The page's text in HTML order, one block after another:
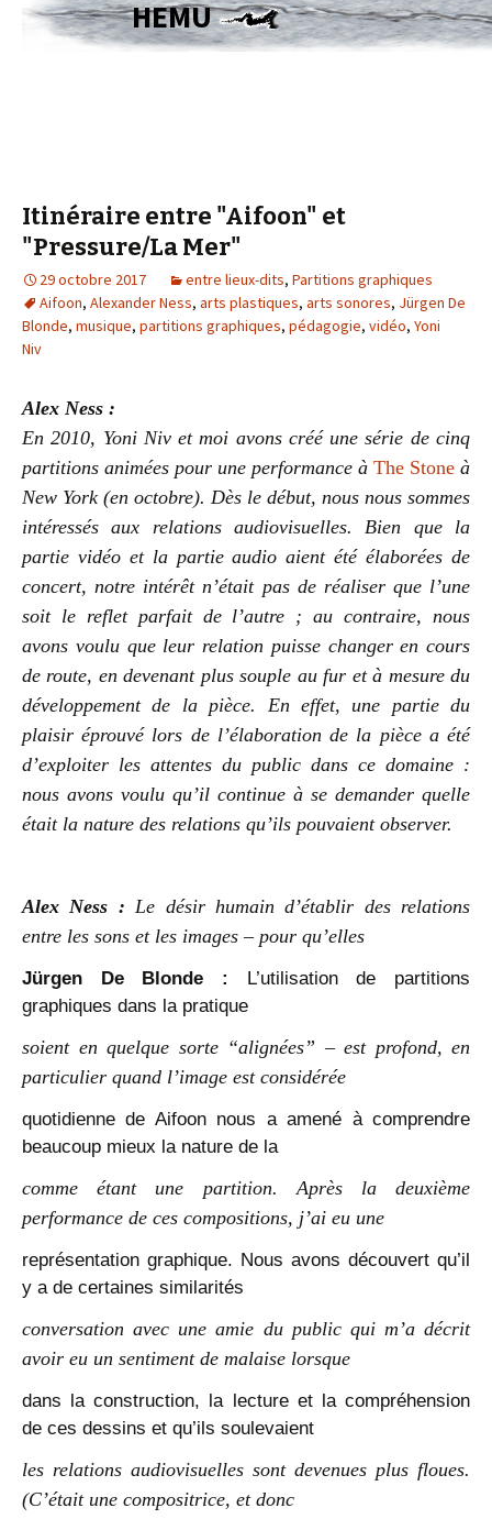
HEMU
Itinéraire entre "Aifoon" et
"Pressure/La Mer"
29 octobre 2017 entre lieux-dits, Partitions graphiques
Aifoon, Alexander Ness, arts plastiques, arts sonores, Jürgen De
Blonde, musique, partitions graphiques, pédagogie, vidéo, Yoni
Niv
Alex Ness :
En 2010, Yoni Niv et moi avons créé une série de cinq
partitions animées pour une performance à The Stone à
New York (en octobre). Dès le début, nous nous sommes
intéressés aux relations audiovisuelles. Bien que la
partie vidéo et la partie audio aient été élaborées de
concert, notre intérêt n’était pas de réaliser que l’une
soit le reflet parfait de l’autre ; au contraire, nous
avons voulu que leur relation puisse changer en cours
de route, en devenant plus souple au fur et à mesure du
développement de la pièce. En effet, une partie du
plaisir éprouvé lors de l’élaboration de la pièce a été
d’exploiter les attentes du public dans ce domaine :
nous avons voulu qu’il continue à se demander quelle
était la nature des relations qu’ils pouvaient observer.
Alex Ness : Le désir humain d’établir des relations
entre les sons et les images – pour qu’elles
Jürgen De Blonde :
L’utilisation de partitions
graphiques dans la pratique
soient en quelque sorte “alignées” – est profond, en
particulier quand l’image est considérée
quotidienne de Aifoon nous a amené à comprendre
beaucoup mieux la nature de la
comme étant une partition. Après la deuxième
performance de ces compositions, j’ai eu une
représentation graphique. Nous avons découvert qu’il
y a de certaines similarités
conversation avec une amie du public qui m’a décrit
avoir eu un sentiment de malaise lorsque
dans la construction, la lecture et la compréhension
de ces dessins et qu’ils soulevaient
les relations audiovisuelles sont devenues plus floues.
(C’était une compositrice, et donc